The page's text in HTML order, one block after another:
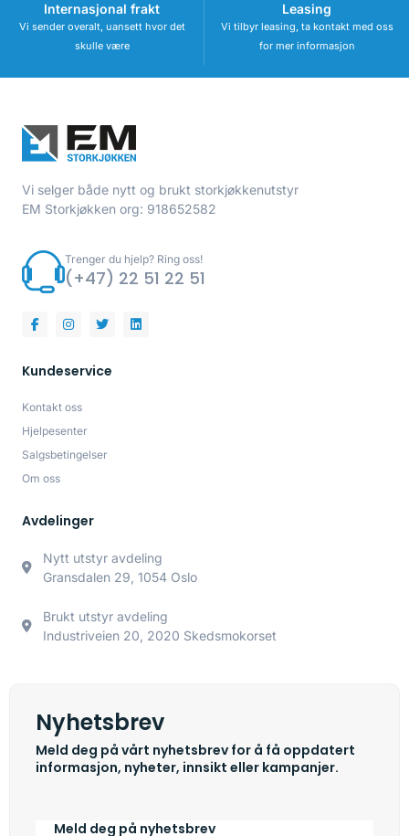
Internasjonal frakt
Vi sender overalt, uansett hvor det
skulle være
Leasing
Vi tilbyr leasing, ta kontakt med oss
for mer informasjon
Vi selger både nytt og brukt storkjøkkenutstyr
EM Storkjøkken org: 918652582
Trenger du hjelp? Ring oss!
(+47) 22 51 22 51
Kundeservice
Kontakt oss
Hjelpesenter
Salgsbetingelser
Om oss
Avdelinger
Nytt utstyr avdeling
Gransdalen 29, 1054 Oslo
Brukt utstyr avdeling
Industriveien 20, 2020 Skedsmokorset
Nyhetsbrev
Meld deg på vårt nyhetsbrev for å få oppdatert
informasjon, nyheter, innsikt eller kampanjer.
Meld deg på nyhetsbrev